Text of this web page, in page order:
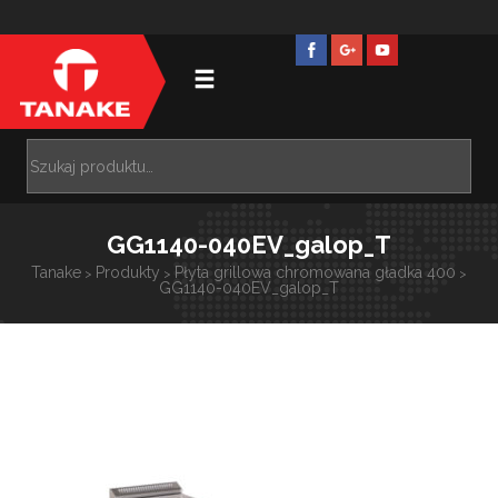
GG1140-040EV_galop_T
Tanake > Produkty > Płyta grillowa chromowana gładka 400 >
GG1140-040EV_galop_T